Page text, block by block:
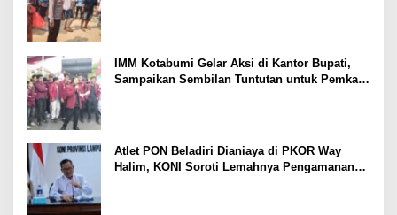
IMM Kotabumi Gelar Aksi di Kantor Bupati,
Sampaikan Sembilan Tuntutan untuk Pemkab
Atlet PON Beladiri Dianiaya di PKOR Way
Halim, KONI Soroti Lemahnya Pengamanan